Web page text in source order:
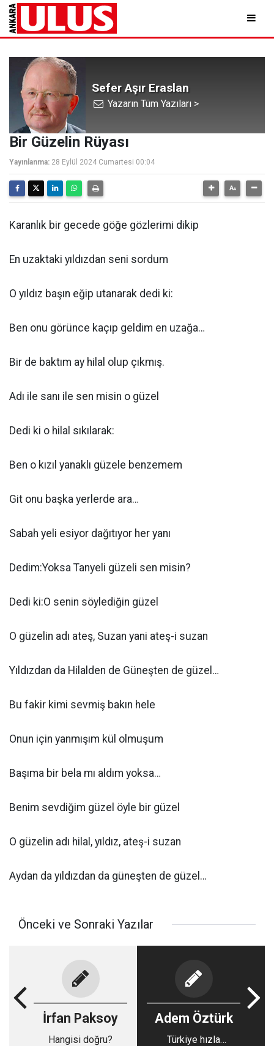
Sefer Aşır Eraslan
Yazarın Tüm Yazıları >
Bir Güzelin Rüyası
Yayınlanma: 28 Eylül 2024 Cumartesi 00:04
Karanlık bir gecede göğe gözlerimi dikip
En uzaktaki yıldızdan seni sordum
O yıldız başın eğip utanarak dedi ki:
Ben onu görünce kaçıp geldim en uzağa…
Bir de baktım ay hilal olup çıkmış.
Adı ile sanı ile sen misin o güzel
Dedi ki o hilal sıkılarak:
Ben o kızıl yanaklı güzele benzemem
Git onu başka yerlerde ara…
Sabah yeli esiyor dağıtıyor her yanı
Dedim:Yoksa Tanyeli güzeli sen misin?
Dedi ki:O senin söylediğin güzel
O güzelin adı ateş, Suzan yani ateş-i suzan
Yıldızdan da Hilalden de Güneşten de güzel…
Bu fakir kimi sevmiş bakın hele
Onun için yanmışım kül olmuşum
Başıma bir bela mı aldım yoksa…
Benim sevdiğim güzel öyle bir güzel
O güzelin adı hilal, yıldız, ateş-i suzan
Aydan da yıldızdan da güneşten de güzel…
Önceki ve Sonraki Yazılar
İrfan Paksoy
Hangisi doğru?
Adem Öztürk
Türkiye hızla